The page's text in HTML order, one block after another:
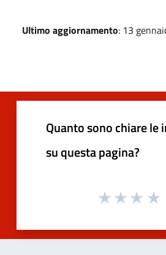
Ultimo aggiornamento: 13
Quanto sono chiare le
su questa pagina?